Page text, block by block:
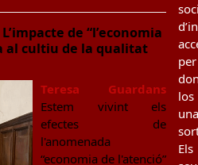
de “l’economia
al cultiu de la qualitat
Teresa Guardans
Estem vivint els
efectes de
l'anomenada
“economia de l'atenció”
per
los
una
Els